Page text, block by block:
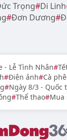
Trọng Di Linh
Đơn Dương
- Lễ Tình Nhân
Điện ảnh Cà phê
Ngày 8/3 - Quốc
Thể thao Mua